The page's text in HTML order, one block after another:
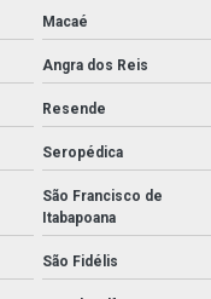
Macaé
Angra dos Reis
Resende
Seropédica
São Francisco de
Itabapoana
São Fidélis